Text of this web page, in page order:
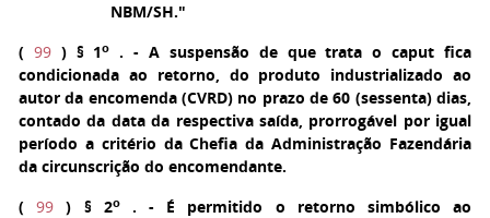
NBM/SH."
( 99 ) § 1o
. - A suspensão de que trata o caput fica
condicionada ao retorno, do produto industrializado ao
autor da encomenda (CVRD) no prazo de 60 (sessenta) dias,
contado da data da respectiva saída, prorrogável por igual
período a critério da Chefia da Administração Fazendária
da circunscrição do encomendante.
(
99 ) § 2o. - É permitido o retorno simbólico ao